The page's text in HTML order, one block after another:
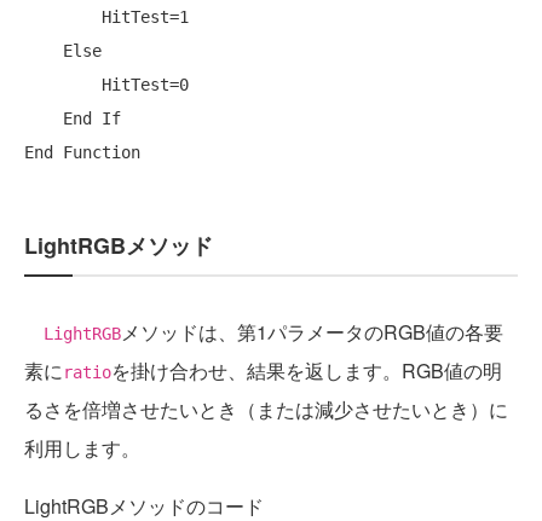
Else
End
If
End
Function
LightRGBメソッド
LightRGBメソッドは、第1パラメータのRGB値の各要
素にratioを掛け合わせ、結果を返します。RGB値の明
るさを倍増させたいとき（または減少させたいとき）に
利用します。
LightRGBメソッドのコード